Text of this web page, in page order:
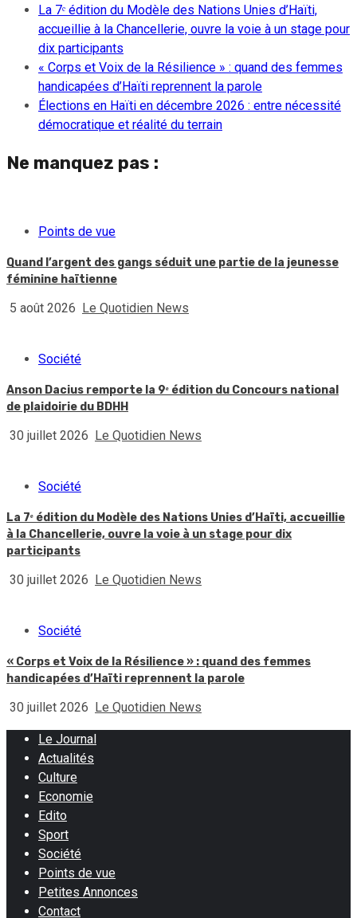
La 7ᵉ édition du Modèle des Nations Unies d’Haïti,
accueillie à la Chancellerie, ouvre la voie à un stage pour
dix participants
« Corps et Voix de la Résilience » : quand des femmes
handicapées d’Haïti reprennent la parole
Élections en Haïti en décembre 2026 : entre nécessité
démocratique et réalité du terrain
Ne manquez pas :
Points de vue
Quand l’argent des gangs séduit une partie de la jeunesse
féminine haïtienne
5 août 2026 Le Quotidien News
Société
Anson Dacius remporte la 9ᵉ édition du Concours national
de plaidoirie du BDHH
30 juillet 2026 Le Quotidien News
Société
La 7ᵉ édition du Modèle des Nations Unies d’Haïti, accueillie
à la Chancellerie, ouvre la voie à un stage pour dix
participants
30 juillet 2026 Le Quotidien News
Société
« Corps et Voix de la Résilience » : quand des femmes
handicapées d’Haïti reprennent la parole
30 juillet 2026 Le Quotidien News
Le Journal
Actualités
Culture
Economie
Edito
Sport
Société
Points de vue
Petites Annonces
Contact